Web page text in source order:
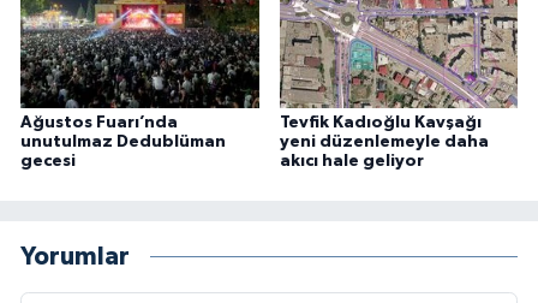
Ağustos Fuarı’nda
unutulmaz Dedublüman
gecesi
Tevfik Kadıoğlu Kavşağı
yeni düzenlemeyle daha
akıcı hale geliyor
Yorumlar